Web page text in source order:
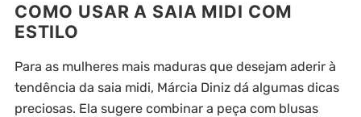
COMO USAR A SAIA MIDI COM
ESTILO
Para as mulheres mais maduras que desejam aderir à
tendência da saia midi, Márcia Diniz dá algumas dicas
preciosas. Ela sugere combinar a peça com blusas